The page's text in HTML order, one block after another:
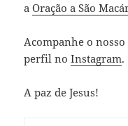
aOração a São
Acompanhe o
perfil noInstagram.
A paz de Jesus!